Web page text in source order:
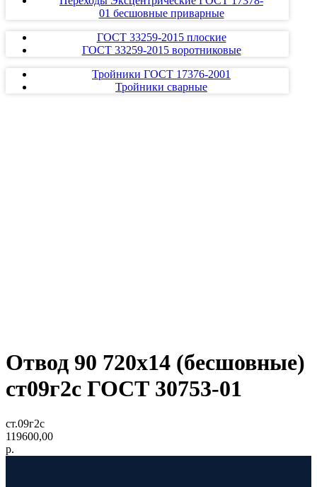
01 бесшовные приварные
ГОСТ 33259-2015 плоские
ГОСТ 33259-2015 воротниковые
Тройники ГОСТ 17376-2001
Тройники сварные
Отвод 90 720х14 (бесшовные)
ст09г2с ГОСТ 30753-01
ст.09г2с
119600,00
р.